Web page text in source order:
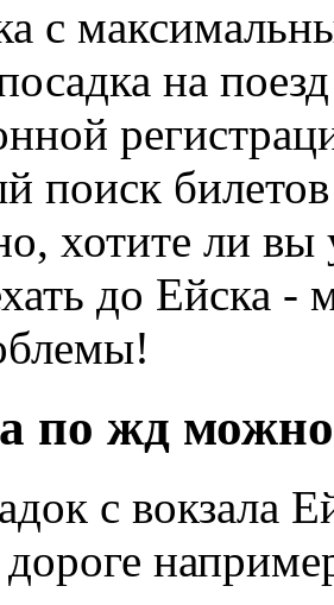
с
на
поиск
хотите ли вы
до Ейска
по жд можно
с вокзала